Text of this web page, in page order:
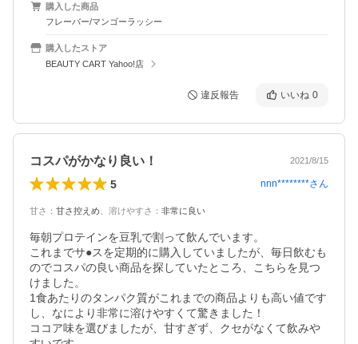
購入した商品
フレーバー/マンゴーラッシー
購入したストア
BEAUTY CART Yahoo!店
違反報告 いいね 0
コスパがかなり良い！ 2021/8/15
5 nnn********さん
甘さ ： 甘さ控えめ 溶けやすさ ： 非常に良い
毎朝プロテインを豆乳で割って飲んでいます。
これまでサ●スを定期的に購入していましたが、毎日飲むも
のでコスパの良い商品を探していたところ、こちらを見つ
けました。
1食あたりのタンパク質がこれまでの商品よりも高い値です
し、なにより非常に溶けやすくて驚きました！
ココア味を選びましたが、甘すぎず、クセがなくて飲みや